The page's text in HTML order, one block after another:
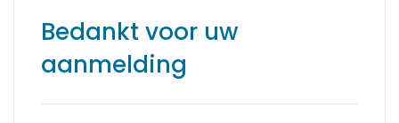
Bedankt voor uw
aanmelding